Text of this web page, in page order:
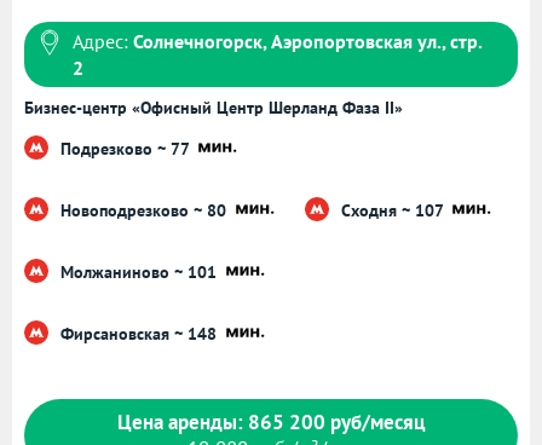
Адрес: Солнечногорск, Аэропортовская ул., стр.
2
Бизнес-центр «Офисный Центр Шерланд Фаза II»
Подрезково ~ 77
Новоподрезково ~ 80 Сходня ~ 107
Молжаниново ~ 101
Фирсановская ~ 148
Цена аренды: 865 200 руб/месяц